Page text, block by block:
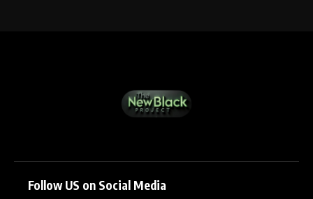
Follow US on Social Media